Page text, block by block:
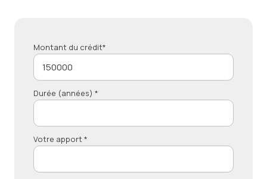
Montant du crédit*
Durée (années) *
Votre apport *